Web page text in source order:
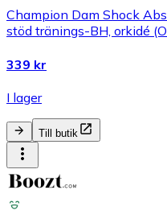
Champion Dam Shock
stöd tränings-BH, orkidé
339 kr
I lager
Till butik